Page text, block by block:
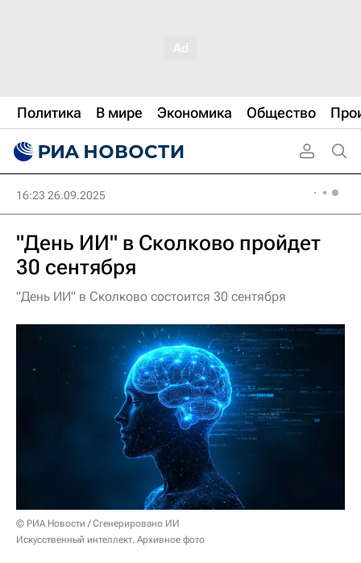
Политика В мире Экономика Общество
16:23 26.09.2025
"День ИИ" в Сколково пройдет
30 сентября
"День ИИ" в Сколково состоится 30 сентября
© РИА Новости / Сгенерировано ИИ
Искусственный интеллект. Архивное фото